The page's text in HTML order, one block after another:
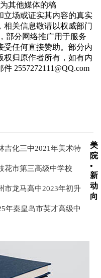
其他媒体的稿
立场或证实其内容的真实
相关信息敬请以权威部门
部分网络推广用于服务
受任何直接赞助。部分内
权归原作者所有，如有内
2557272111@QQ.com
吉化三中2021年美术特
花市第三高级中学校
市龙马高中2023年初升
年秦皇岛市英才高级中
美
院
•
新
动
向